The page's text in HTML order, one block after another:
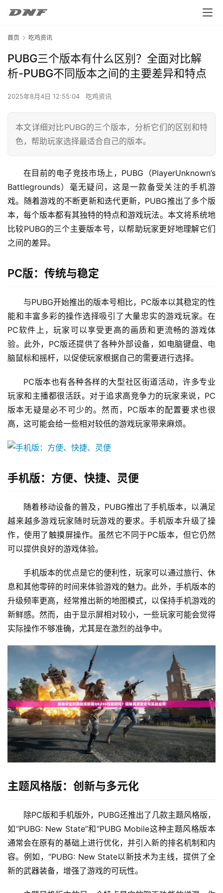
首页 吃鸡资讯
PUBG三个版本有什么区别？全面对比解
析-PUBG不同版本之间的主要差异和特点
2025年8月4日 12:55:04 吃鸡资讯
本文详细对比PUBG的三个版本，分析它们的区别和特
色，帮助玩家选择最适合自己的版本。
在目前的电子竞技市场上，PUBG（PlayerUnknown’s
Battlegrounds）毫无疑问，这是一款备受关注的手机游
戏。随着游戏的不断更新和迭代更新，PUBG推出了多个版
本，每个版本都有其独特的特点和游戏玩法。本文将系统地
比较PUBG的三个主要版本号，以帮助玩家更好地理解它们
之间的差异。
PC版：传统与稳定
与PUBG开始推出的版本号相比，PC版本以其稳定的性
能和丰富多彩的操作选择吸引了大量忠实的游戏玩家。在
PC软件上，玩家可以享受更高的画质和更流畅的游戏体
验。此外，PC版还提供了各种外部设备，如电脑键盘、电
脑鼠标和摇杆，以促使玩家根据自己的需要进行选择。
PC版本也有各种各样的大型社区街道活动，许多专业
玩家和主播都很活跃。对于追求高竞争力的玩家来说，PC
版本无疑是必不可少的。然而，PC版本的配置要求也很
高，这可能会给一些相对较低的游戏玩家带来麻烦。
手机版：方便、快捷、灵便
随着移动设备的普及，PUBG推出了手机版本，以满足
越来越多游戏玩家随时玩游戏的要求。手机版本升级了操
作，使用了触摸屏操作。虽然它不同于PC版本，但它仍然
可以提供良好的游戏体验。
手机版本的优点是它的便利性，玩家可以通过旅行、休
息和其他零碎的时间来体验游戏的魅力。此外，手机版本的
升级频率更高，经常推出新的地图模式，以保持手机游戏的
新鲜感。然而，由于显示屏相对较小，一些玩家可能会觉得
实际操作不够准确，尤其是在激烈的战争中。
主题风格版：创新与多元化
除PC版和手机版外，PUBG还推出了几款主题风格版，
如“PUBG: New State”和“PUBG Mobile这种主题风格版本
通常会在原有的基础上进行优化，并引入新的排名机制和内
容。例如，“PUBG: New State以新技术为主线，提供了全
新的武器装备，增强了游戏的可玩性。